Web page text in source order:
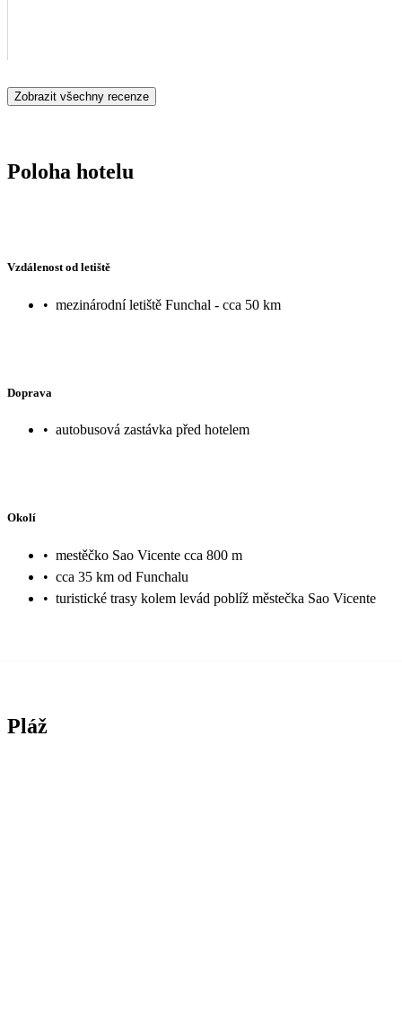
Zobrazit všechny recenze
Poloha hotelu
Vzdálenost od letiště
• mezinárodní letiště Funchal - cca 50 km
Doprava
• autobusová zastávka před hotelem
Okolí
• mestěčko Sao Vicente cca 800 m
• cca 35 km od Funchalu
• turistické trasy kolem levád poblíž městečka Sao Vicente
Pláž